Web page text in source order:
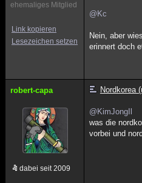
ehemaliges Mitglied
Link kopieren
Lesezeichen setzen
@Kc
Nein, aber
erinnert doch
robert-capa
dabei seit 2009
Nordkorea
@KimJongIl
was die
vorbei und